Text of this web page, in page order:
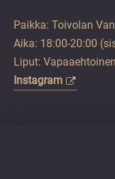
Paikka: Toivolan
Aika: 18:00-20:00
Liput:
Instagram